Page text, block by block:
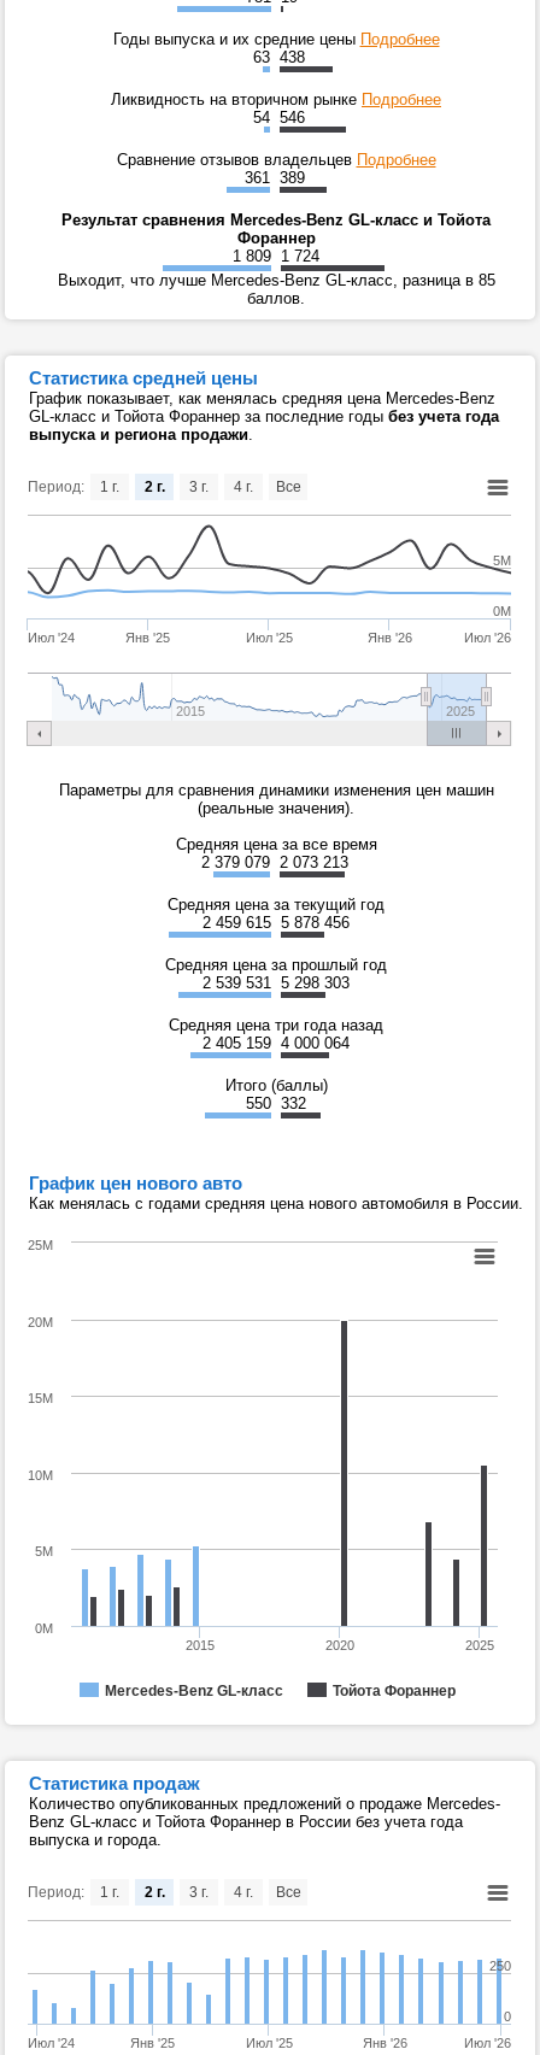
Годы выпуска и их средние цены Подробнее
63 438
Ликвидность на вторичном рынке Подробнее
54 546
Сравнение отзывов владельцев Подробнее
361 389
Результат сравнения Mercedes-Benz GL-класс и Тойота
Фораннер
1 809 1 724
Выходит, что лучше Mercedes-Benz GL-класс, разница в 85
баллов.
Статистика средней цены
График показывает, как менялась средняя цена Mercedes-Benz
GL-класс и Тойота Фораннер за последние годы без учета года
выпуска и региона продажи.
Период:
Июл '24 Янв '25 Июл '25 Янв '26 Июл '26
2015 2025
0M
5M
1 г. 2 г. 3 г. 4 г. Все
Параметры для сравнения динамики изменения цен машин
(реальные значения).
Средняя цена за все время
2 379 079 2 073 213
Средняя цена за текущий год
2 459 615 5 878 456
Средняя цена за прошлый год
2 539 531 5 298 303
Средняя цена три года назад
2 405 159 4 000 064
Итого (баллы)
550 332
График цен нового авто
Как менялась с годами средняя цена нового автомобиля в России.
Mercedes-Benz GL-класс Тойота Фораннер
2015 2020 2025
0M
5M
10M
15M
20M
25M
Статистика продаж
Количество опубликованных предложений о продаже Mercedes-
Benz GL-класс и Тойота Фораннер в России без учета года
выпуска и города.
Период:
Июл '24 Янв '25 Июл '25 Янв '26 Июл '26
0
250
1 г. 2 г. 3 г. 4 г. Все